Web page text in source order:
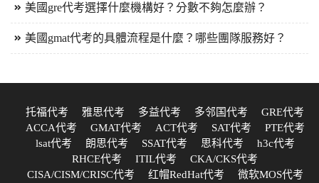
美國gre代考選擇什麼機構好？分數不夠怎麼辦？
美國gmat代考的具體流程是什麼？哪些團隊服務好？
托福代考 雅思代考 多益代考 多邻国代考
GRE代考
ACCA代考
GMAT代考 ACT代考 SAT代考
PTE代考
lsat代考
朗思代考 SSAT代考 思科代考
h3c代考
RHCE代考
ITIL代考
CKA/CKS代考
CISA/CISM/CRISC代考
红帽RedHat代考
微软MOS代考